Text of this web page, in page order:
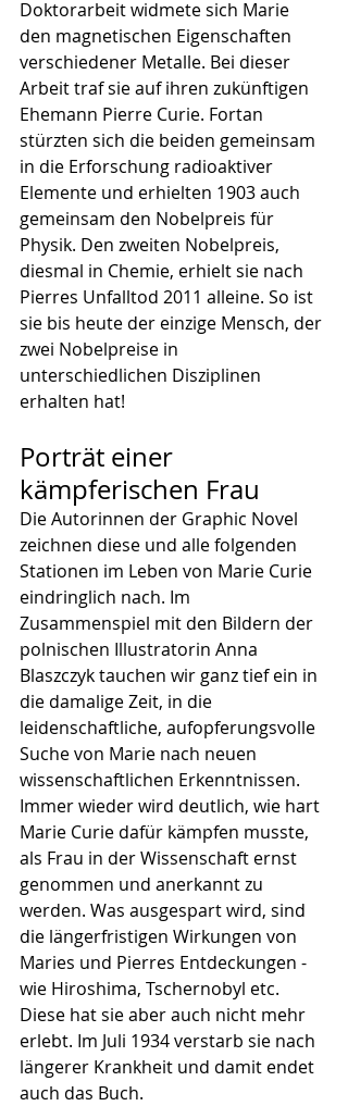
Doktorarbeit widmete sich Marie
den magnetischen Eigenschaften
verschiedener Metalle. Bei dieser
Arbeit traf sie auf ihren zukünftigen
Ehemann Pierre Curie. Fortan
stürzten sich die beiden gemeinsam
in die Erforschung radioaktiver
Elemente und erhielten 1903 auch
gemeinsam den Nobelpreis für
Physik. Den zweiten Nobelpreis,
diesmal in Chemie, erhielt sie nach
Pierres Unfalltod 2011 alleine. So ist
sie bis heute der einzige Mensch, der
zwei Nobelpreise in
unterschiedlichen Disziplinen
erhalten hat!
Porträt einer
kämpferischen Frau
Die Autorinnen der Graphic Novel
zeichnen diese und alle folgenden
Stationen im Leben von Marie Curie
eindringlich nach. Im
Zusammenspiel mit den Bildern der
polnischen Illustratorin Anna
Blaszczyk tauchen wir ganz tief ein in
die damalige Zeit, in die
leidenschaftliche, aufopferungsvolle
Suche von Marie nach neuen
wissenschaftlichen Erkenntnissen.
Immer wieder wird deutlich, wie hart
Marie Curie dafür kämpfen musste,
als Frau in der Wissenschaft ernst
genommen und anerkannt zu
werden. Was ausgespart wird, sind
die längerfristigen Wirkungen von
Maries und Pierres Entdeckungen -
wie Hiroshima, Tschernobyl etc.
Diese hat sie aber auch nicht mehr
erlebt. Im Juli 1934 verstarb sie nach
längerer Krankheit und damit endet
auch das Buch.